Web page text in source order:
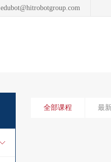
edubot@hitrobotgroup.com
全部课程 最